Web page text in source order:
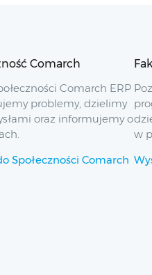
Comarch
Comarch ERP
problemy, dzielimy
oraz informujemy o
Społeczności Comarch
w